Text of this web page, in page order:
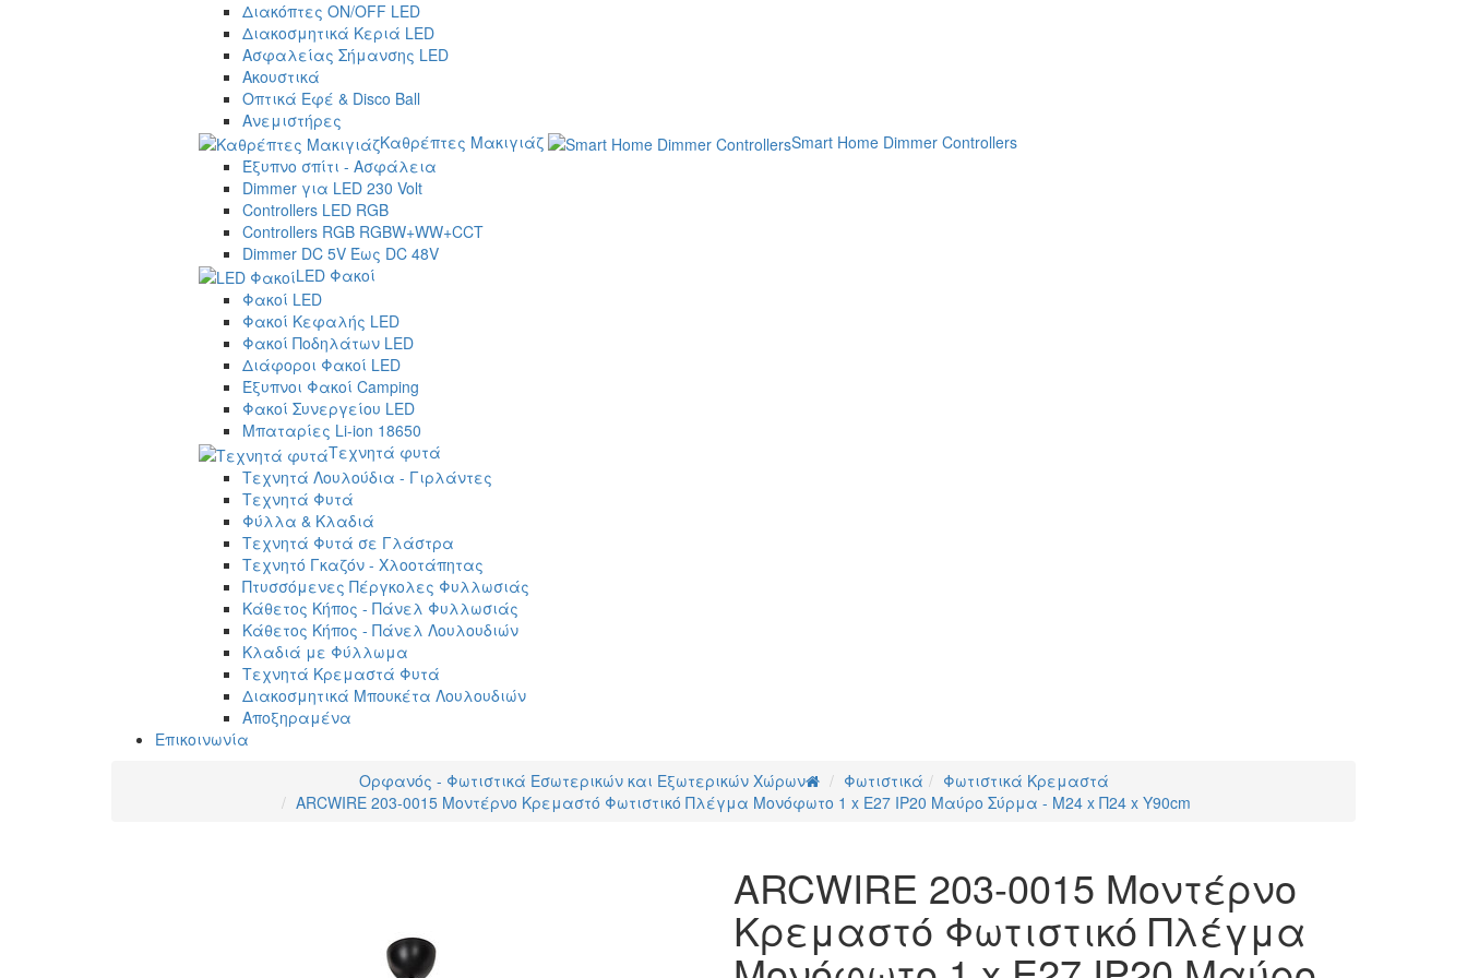
Διακόπτες ON/OFF LED
Διακοσμητικά Κεριά LED
Ασφαλείας Σήμανσης LED
Ακουστικά
Οπτικά Εφέ & Disco Ball
Ανεμιστήρες
Καθρέπτες Μακιγιάζ
Smart Home Dimmer Controllers
Έξυπνο σπίτι - Ασφάλεια
Dimmer για LED 230 Volt
Controllers LED RGB
Controllers RGB RGBW+WW+CCT
Dimmer DC 5V Έως DC 48V
LED Φακοί
Φακοί LED
Φακοί Κεφαλής LED
Φακοί Ποδηλάτων LED
Διάφοροι Φακοί LED
Έξυπνοι Φακοί Camping
Φακοί Συνεργείου LED
Μπαταρίες Li-ion 18650
Τεχνητά φυτά
Τεχνητά Λουλούδια - Γιρλάντες
Τεχνητά Φυτά
Φύλλα & Κλαδιά
Τεχνητά Φυτά σε Γλάστρα
Τεχνητό Γκαζόν - Χλοοτάπητας
Πτυσσόμενες Πέργκολες Φυλλωσιάς
Κάθετος Κήπος - Πάνελ Φυλλωσιάς
Κάθετος Κήπος - Πάνελ Λουλουδιών
Κλαδιά με Φύλλωμα
Τεχνητά Κρεμαστά Φυτά
Διακοσμητικά Μπουκέτα Λουλουδιών
Αποξηραμένα
Επικοινωνία
Ορφανός - Φωτιστικά Εσωτερικών και Εξωτερικών Χώρων
Φωτιστικά
Φωτιστικά Κρεμαστά
ARCWIRE 203-0015 Μοντέρνο Κρεμαστό Φωτιστικό Πλέγμα Μονόφωτο 1 x E27 IP20 Μαύρο Σύρμα - Μ24 x Π24 x Υ90cm
ARCWIRE 203-0015 Μοντέρνο
Κρεμαστό Φωτιστικό Πλέγμα